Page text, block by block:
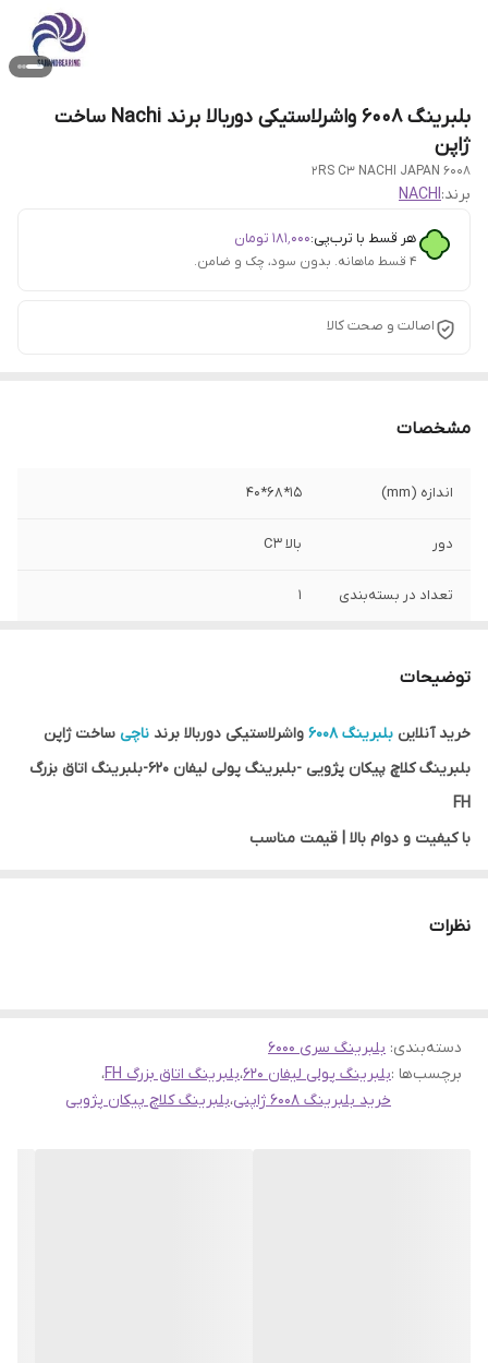
بلبرینگ 6008 واشرلاستیکی دوربالا برند Nachi ساخت
ژاپن
6008 2RS C3 NACHI JAPAN
برند:NACHI
هر قسط با ترب‌پی:۱۸۱٬۰۰۰ تومان
۴ قسط ماهانه. بدون سود، چک و ضامن.
اصالت و صحت کالا
مشخصات
اندازه (mm) 15*68*40
دور بالا C3
تعداد در بسته‌بندی 1
توضیحات
خرید آنلاین بلبرینگ 6008 واشرلاستیکی دوربالا برند ناچی ساخت ژاپن
بلبرینگ کلاچ پیکان پژویی -بلبرینگ پولی لیفان 620-بلبرینگ اتاق بزرگ
FH
با کیفیت و دوام بالا | قیمت مناسب
نظرات
دسته‌بندی: بلبرینگ سری 6000
برچسب‌ها :بلبرینگ پولی لیفان 620 ،بلبرینگ اتاق بزرگ FH
،
خرید بلبرینگ 6008 ژاپنی
،بلبرینگ کلاچ پیکان پژویی